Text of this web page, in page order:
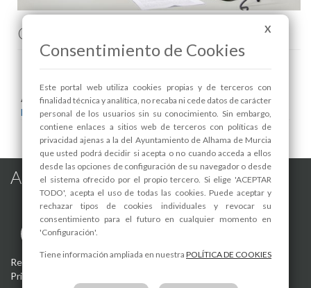
Comenta esta noticia en Facebook
Areas relacionadas:
Desarrollo Local y Empleo
Alhama de Murcia en las Redes
Registro de actividades de tratamiento -Aviso Legal-Política de
Privacidad
X
Consentimiento de Cookies
Este portal web utiliza cookies propias y de terceros con
finalidad técnica y analítica, no recaba ni cede datos de carácter
personal de los usuarios sin su conocimiento. Sin embargo,
contiene enlaces a sitios web de terceros con políticas de
privacidad ajenas a la del Ayuntamiento de Alhama de Murcia
que usted podrá decidir si acepta o no cuando acceda a ellos
desde las opciones de configuración de su navegador o desde
el sistema ofrecido por el propio tercero. Si elige 'ACEPTAR
TODO', acepta el uso de todas las cookies. Puede aceptar y
rechazar tipos de cookies individuales y revocar su
consentimiento para el futuro en cualquier momento en
'Configuración'.
Tiene información ampliada en nuestra POLÍTICA DE COOKIES